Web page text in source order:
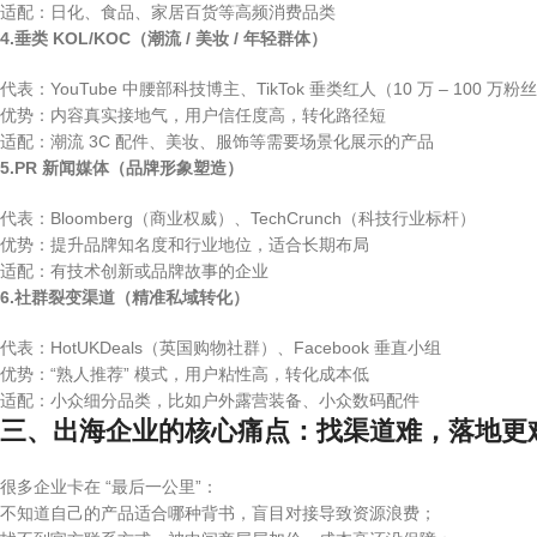
适配：日化、食品、家居百货等高频消费品类
4.垂类 KOL/KOC（潮流 / 美妆 / 年轻群体）
代表：YouTube 中腰部科技博主、TikTok 垂类红人（10 万 – 100 万粉
优势：内容真实接地气，用户信任度高，转化路径短
适配：潮流 3C 配件、美妆、服饰等需要场景化展示的产品
5.PR 新闻媒体（品牌形象塑造）
代表：Bloomberg（商业权威）、TechCrunch（科技行业标杆）
优势：提升品牌知名度和行业地位，适合长期布局
适配：有技术创新或品牌故事的企业
6.社群裂变渠道（精准私域转化）
代表：HotUKDeals（英国购物社群）、Facebook 垂直小组
优势：“熟人推荐” 模式，用户粘性高，转化成本低
适配：小众细分品类，比如户外露营装备、小众数码配件
三、出海企业的核心痛点：找渠道难，落地更
很多企业卡在 “最后一公里”：
不知道自己的产品适合哪种背书，盲目对接导致资源浪费；